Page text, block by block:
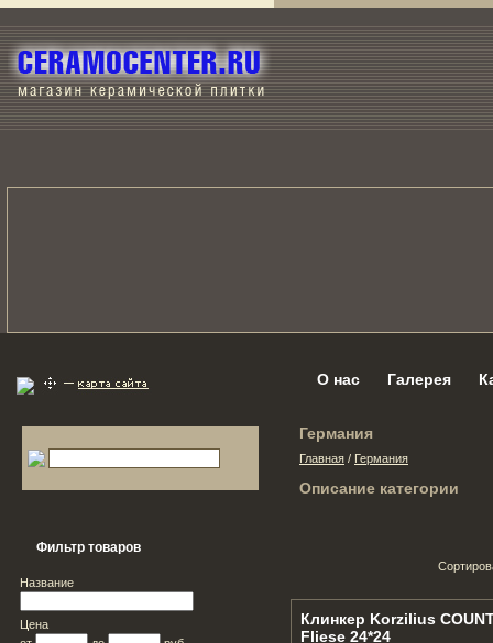
О нас Галерея
Фильтр товаров
Название
Цена
Германия
Главная / Германия
Описание категории
Клинкер Korzilius
Fliese 24*24